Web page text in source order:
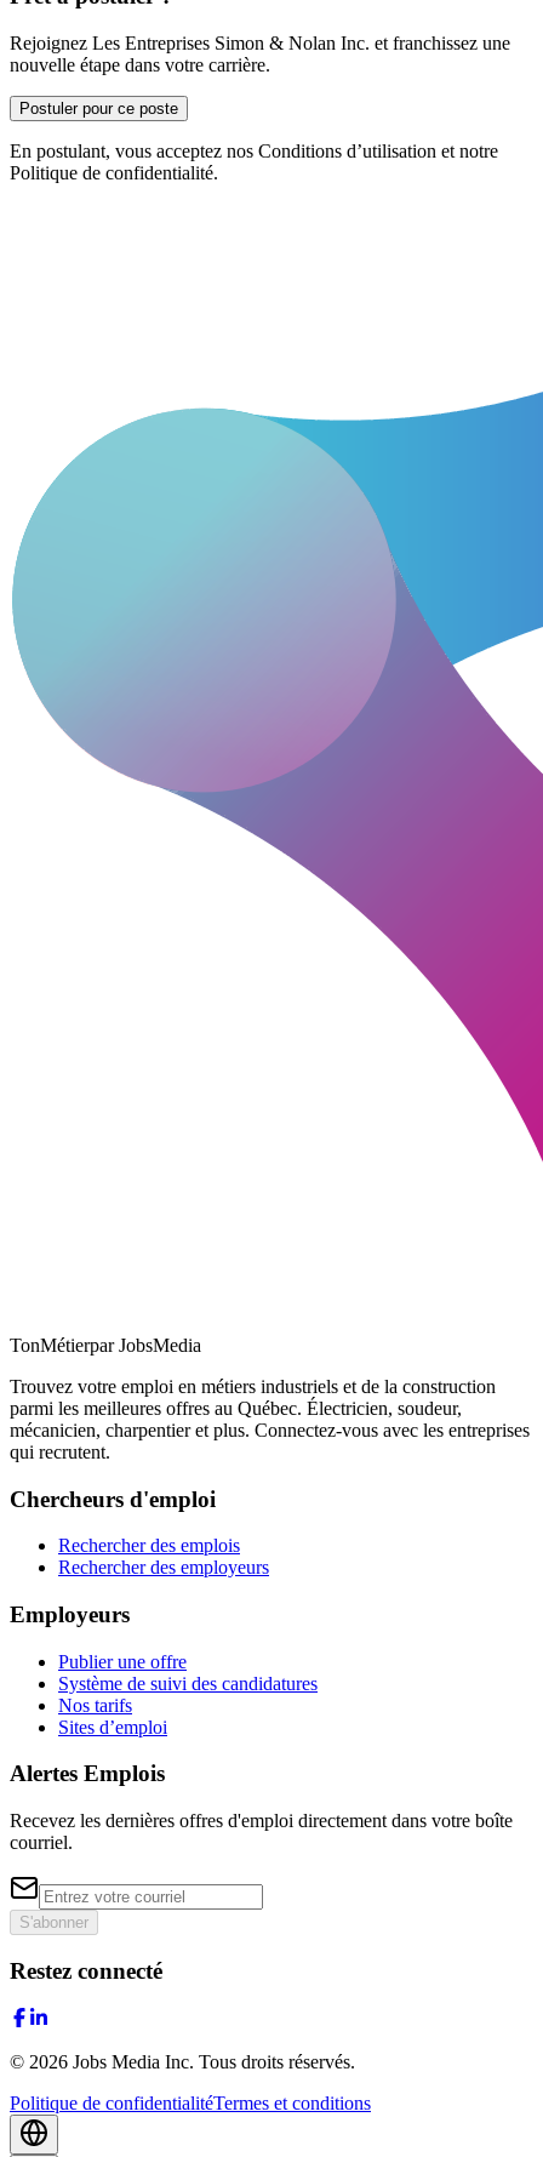
Rejoignez Les Entreprises Simon & Nolan Inc. et franchissez une
nouvelle étape dans votre carrière.
Postuler pour ce poste
En postulant, vous acceptez nos Conditions d’utilisation et notre
Politique de confidentialité.
TonMétierpar JobsMedia
Trouvez votre emploi en métiers industriels et de la construction
parmi les meilleures offres au Québec. Électricien, soudeur,
mécanicien, charpentier et plus. Connectez-vous avec les entreprises
qui recrutent.
Chercheurs d'emploi
Rechercher des emplois
Rechercher des employeurs
Employeurs
Publier une offre
Système de suivi des candidatures
Nos tarifs
Sites d’emploi
Alertes Emplois
Recevez les dernières offres d'emploi directement dans votre boîte
courriel.
S'abonner
Restez connecté
© 2026 Jobs Media Inc. Tous droits réservés.
Politique de confidentialitéTermes et conditions